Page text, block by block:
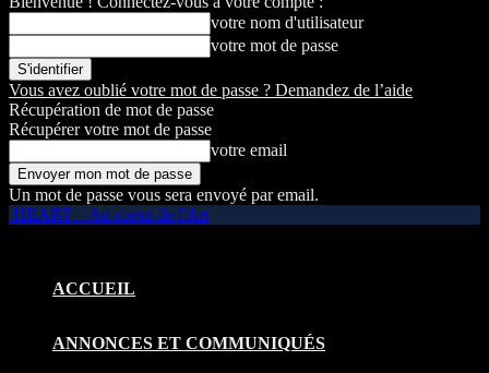
votre nom d'utilisateur
votre mot de passe
Vous avez oublié votre mot de passe ? Demandez de l’aide
Récupération de mot de passe
Récupérer votre mot de passe
votre email
Un mot de passe vous sera envoyé par email.
HEART – Au coeur de l'Art
ACCUEIL
ANNONCES ET COMMUNIQUÉS